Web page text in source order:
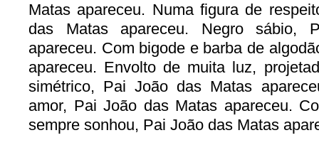
Matas apareceu. Numa figura de
das Matas apareceu. Negro sábio,
apareceu. Com bigode e barba de
apareceu. Envolto de muita luz,
simétrico, Pai João das Matas
amor, Pai João das Matas apareceu.
sempre sonhou, Pai João das Matas